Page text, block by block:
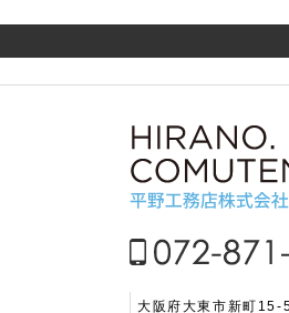
大阪府大東市新町15-